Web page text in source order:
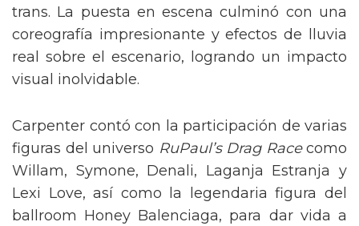
trans. La puesta en escena culminó con una
coreografía impresionante y efectos de lluvia
real sobre el escenario, logrando un impacto
visual inolvidable.
Carpenter contó con la participación de varias
figuras del universo RuPaul’s Drag Racecomo
Willam, Symone, Denali, Laganja Estranja y
Lexi Love, así como la legendaria figura del
ballroom Honey Balenciaga, para dar vida a